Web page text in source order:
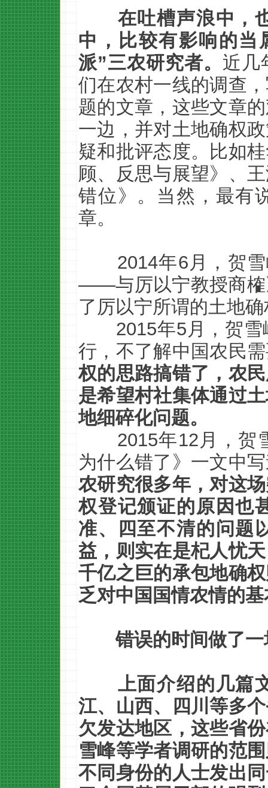
在吐槽声浪中，
中，比较有影响的当
派”三农研究者。 近几
们在农村一线的调查
题的文章，这些文章
一边，并对土地确权
疑和批评态度。比如
顾、反思与展望》、
错位》。当然，最有
章。
2014年6月，贺
——与厉以宁教授商榷
了厉以宁所谓的土地确
2015年5月，贺
行，不了解中国农民
权的思路搞错了，农
是希望村社集体通过
地细碎化问题。
2015年12月，贺
为什么错了》一文中
农研究很多年，对这
权登记颁证的原因也
准、四至不清的问题
益，则实在是杞人忧
千亿之巨的承包地确
乏对中国国情农情的
错误的时间做了
上面介绍的几篇
江、山西、四川等多
欠发达地区，这些省
雪峰等学者调研的范
不同身份的人士发出